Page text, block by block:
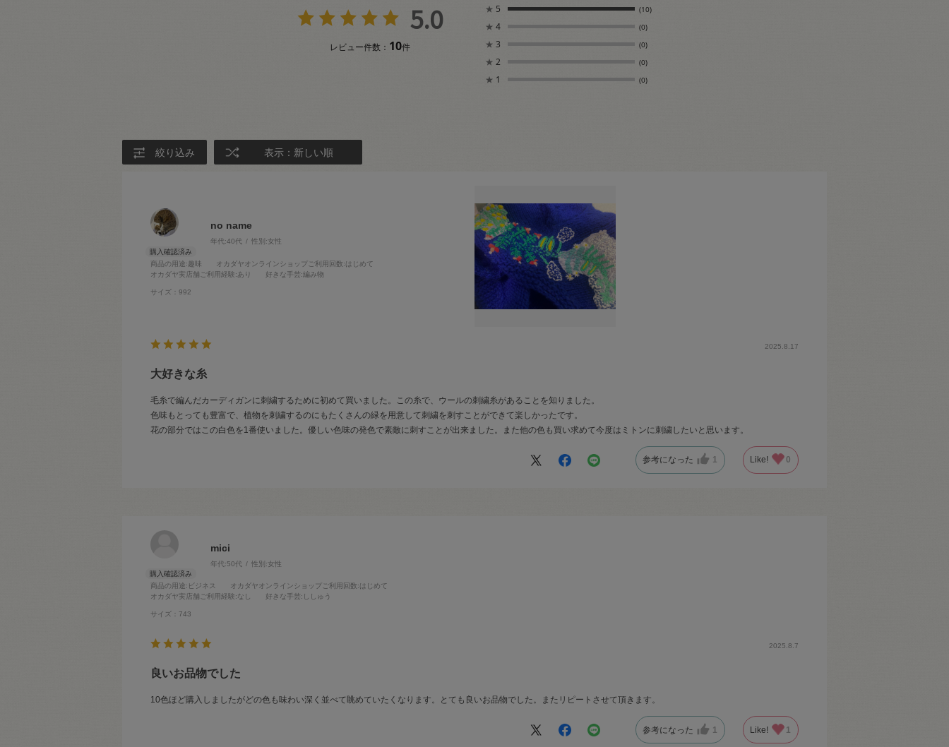
5.0
レビュー件数： 10件
★ 5 (10)
★ 4 (0)
★ 3 (0)
★ 2 (0)
★ 1 (0)
絞り込み 表示：新しい順
no name
年代:40代 性別:女性
商品の用途:趣味 オカダヤオンラインショップご利用回数:はじめて
オカダヤ実店舗ご利用経験:あり 好きな手芸:編み物
サイズ：992
2025.8.17
大好きな糸
毛糸で編んだカーディガンに刺繍するために初めて買いました。この糸で、ウールの刺繍糸があることを知りました。
色味もとっても豊富で、植物を刺繍するのにもたくさんの緑を用意して刺繍を刺すことができて楽しかったです。
花の部分ではこの白色を1番使いました。優しい色味の発色で素敵に刺すことが出来ました。また他の色も買い求めて今度はミトンに刺繍したいと思います。
参考になった 1 Like! 0
mici
年代:50代 性別:女性
商品の用途:ビジネス オカダヤオンラインショップご利用回数:はじめて
オカダヤ実店舗ご利用経験:なし 好きな手芸:ししゅう
サイズ：743
2025.8.7
良いお品物でした
10色ほど購入しましたがどの色も味わい深く並べて眺めていたくなります。とても良いお品物でした。またリピートさせて頂きます。
参考になった 1 Like! 1